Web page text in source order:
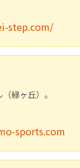
step.com/
緑ヶ丘）。
sports.com